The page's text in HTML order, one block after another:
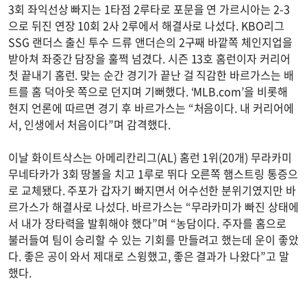
3회 좌익선상 빠지는 1타점 2루타로 포문을 연 가르시아는 2-3
으로 뒤진 연장 10회 2사 2루에서 해결사로 나섰다. KBO리그
SSG 랜더스 출신 투수 드류 앤더슨의 2구째 바깥쪽 체인지업을
받아쳐 좌중간 담장을 훌쩍 넘겼다. 시즌 13호 홈런이자 커리어
첫 끝내기 홈런. 맞는 순간 경기가 끝난 걸 직감한 바르가스는 배
트를 홈 덕아웃 쪽으로 던지며 기뻐했다. ‘MLB.com’을 비롯해
현지 언론에 따르면 경기 후 바르가스는 “처음이다. 내 커리어에
서, 인생에서 처음이다”며 감격했다.
이날 화이트삭스는 아메리칸리그(AL) 홈런 1위(20개) 무라카미
무네타카가 3회 땅볼을 치고 1루로 뛰다 오른쪽 햄스트링 통증으
로 교체됐다. 주포가 갑자기 빠지면서 어수선한 분위기였지만 바
르가스가 해결사로 나섰다. 바르가스는 “무라카미가 빠진 상태에
서 내가 장타력을 발휘해야 했다”며 “농담이다. 주자를 홈으로
불러들여 팀이 승리할 수 있는 기회를 만들려고 했는데 운이 좋았
다. 좋은 공이 와서 제대로 스윙했고, 좋은 결과가 나왔다”고 말
했다.